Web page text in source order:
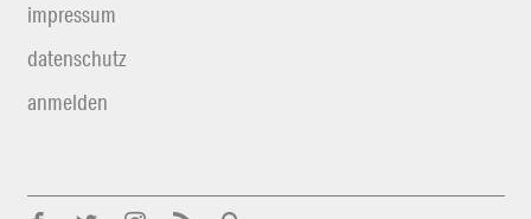
impressum
datenschutz
anmelden